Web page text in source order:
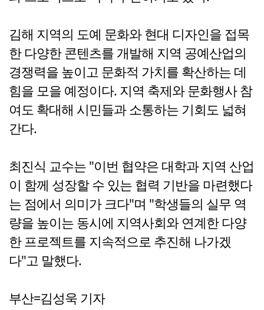
김해 지역의 도예 문화와 현대 디자인을 접목
한 다양한 콘텐츠를 개발해 지역 공예산업의
경쟁력을 높이고 문화적 가치를 확산하는 데
힘을 모을 예정이다. 지역 축제와 문화행사 참
여도 확대해 시민들과 소통하는 기회도 넓혀
간다.
최진식 교수는 "이번 협약은 대학과 지역 산업
이 함께 성장할 수 있는 협력 기반을 마련했다
는 점에서 의미가 크다"며 "학생들의 실무 역
량을 높이는 동시에 지역사회와 연계한 다양
한 프로젝트를 지속적으로 추진해 나가겠
다"고 말했다.
부산=김성욱 기자